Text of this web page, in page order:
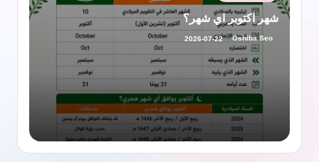
في
شهر اكتوبر اي شهر؟
تمّ
النشر
بواسطة
Oshiba Seo
2026-07-22